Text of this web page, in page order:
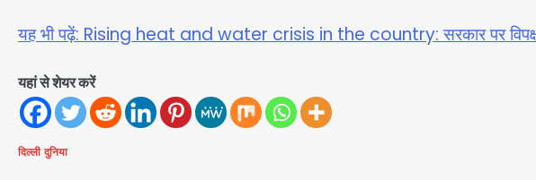
यह भी पढ़ें: Rising heat and water crisis in the country: सरकार पर विपक्ष
यहां से शेयर करें
दिल्ली दुनिया